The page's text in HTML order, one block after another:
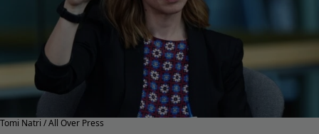
Tomi Natri / All Over Press